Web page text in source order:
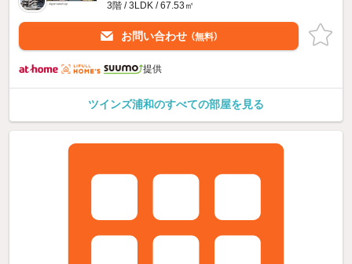
3階 / 3LDK / 67.53㎡
お問い合わせ （無料）
提供
ツインズ浦和のすべての部屋を見る